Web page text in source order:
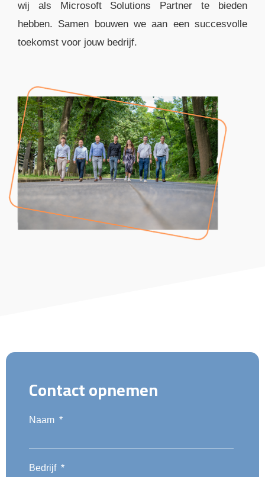
wij als Microsoft Solutions Partner te bieden
hebben. Samen bouwen we aan een succesvolle
toekomst voor jouw bedrijf.
Contact opnemen
Naam *
Bedrijf *